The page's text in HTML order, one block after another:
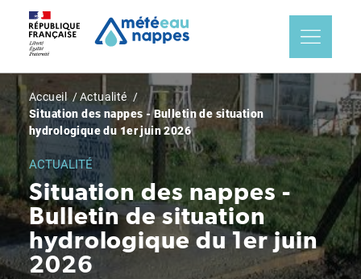
contenu
Fil
d'Ariane
Accueil
Actualité
Situation des nappes - Bulletin de situation
hydrologique du 1er juin 2026
ACTUALITÉ
Situation des nappes -
Bulletin de situation
hydrologique du 1er juin
2026
Panneau de gestion des cookies